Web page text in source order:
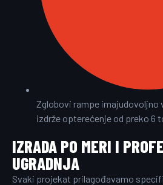
Zglobovi rampe imajudovoljno
izdrže opterećenje od preko 6
IZRADA PO MERI I
UGRADNJA
Svaki projekat prilagođavamo